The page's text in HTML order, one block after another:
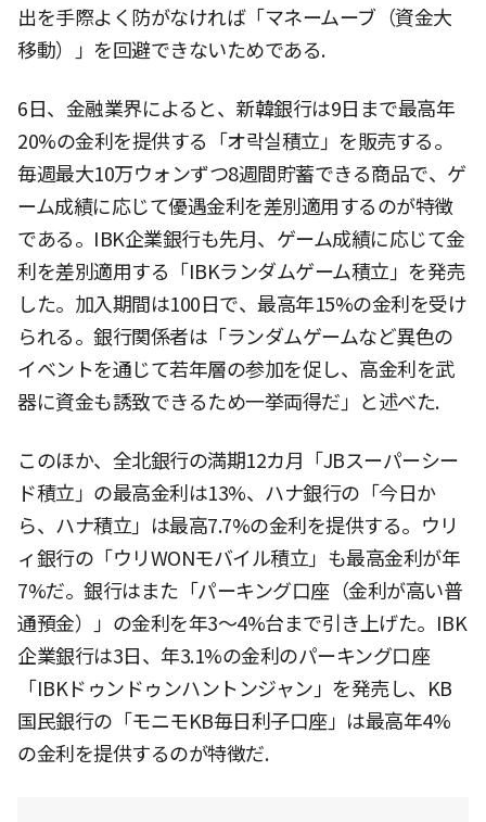
出を手際よく防がなければ「マネームーブ（資金大
移動）」を回避できないためである.
6日、金融業界によると、新韓銀行は9日まで最高年
20%の金利を提供する「オ락실積立」を販売する。
毎週最大10万ウォンずつ8週間貯蓄できる商品で、ゲ
ーム成績に応じて優遇金利を差別適用するのが特徴
である。IBK企業銀行も先月、ゲーム成績に応じて金
利を差別適用する「IBKランダムゲーム積立」を発売
した。加入期間は100日で、最高年15%の金利を受け
られる。銀行関係者は「ランダムゲームなど異色の
イベントを通じて若年層の参加を促し、高金利を武
器に資金も誘致できるため一挙両得だ」と述べた.
このほか、全北銀行の満期12カ月「JBスーパーシー
ド積立」の最高金利は13%、ハナ銀行の「今日か
ら、ハナ積立」は最高7.7%の金利を提供する。ウリ
ィ銀行の「ウリWONモバイル積立」も最高金利が年
7%だ。銀行はまた「パーキング口座（金利が高い普
通預金）」の金利を年3〜4%台まで引き上げた。IBK
企業銀行は3日、年3.1%の金利のパーキング口座
「IBKドゥンドゥンハントンジャン」を発売し、KB
国民銀行の「モニモKB毎日利子口座」は最高年4%
の金利を提供するのが特徴だ.